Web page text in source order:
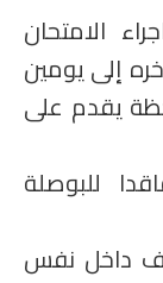
الامتحان
إلى يومين
يقدم على
للبوصلة
داخل نفس